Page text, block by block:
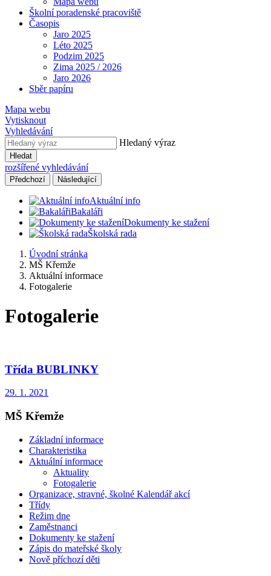
Školní poradenské pracoviště
Časopis
Jaro 2025
Léto 2025
Podzim 2025
Zima 2025 / 2026
Jaro 2026
Sběr papíru
Mapa webu
Vytisknout
Vyhledávání
Hledaný výraz
Hledat
rozšířené vyhledávání
Předchozí Následující
Aktuální info
Bakaláři
Dokumenty ke stažení
Školská rada
Úvodní stránka
MŠ Křemže
Aktuální informace
Fotogalerie
Fotogalerie
Třída BUBLINKY
29. 1. 2021
MŠ Křemže
Základní informace
Charakteristika
Aktuální informace
Aktuality
Fotogalerie
Organizace, stravné, školné Kalendář akcí
Třídy
Režim dne
Zaměstnanci
Dokumenty ke stažení
Zápis do mateřské školy
Nově příchozí děti